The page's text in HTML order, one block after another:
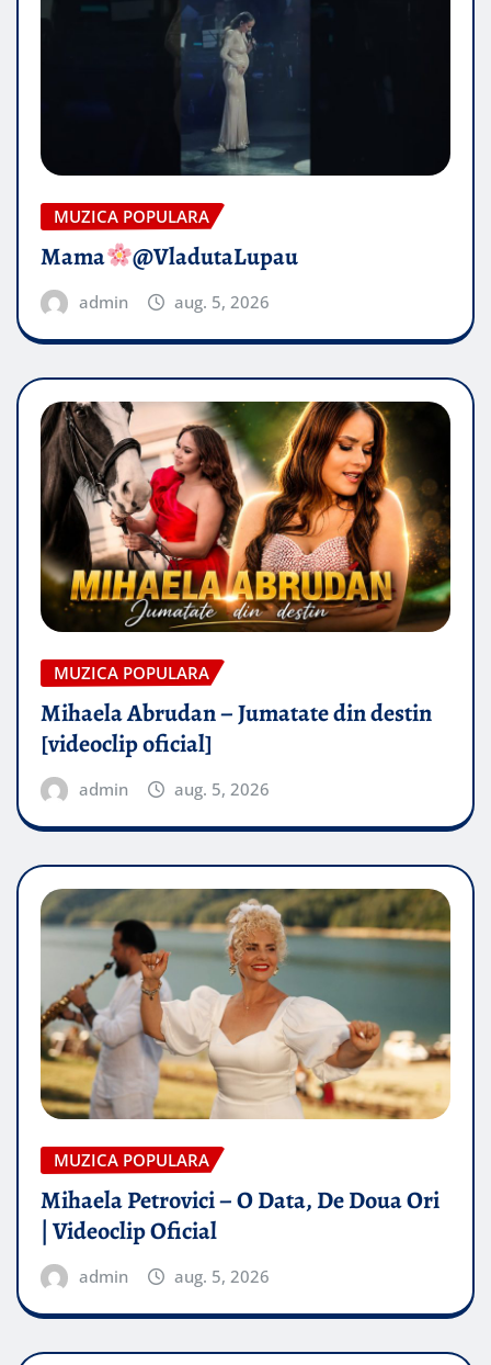
MUZICA POPULARA
Mama @VladutaLupau
admin aug. 5, 2026
MUZICA POPULARA
Mihaela Abrudan – Jumatate din destin
[videoclip oficial]
admin aug. 5, 2026
MUZICA POPULARA
Mihaela Petrovici – O Data, De Doua Ori
| Videoclip Oficial
admin aug. 5, 2026